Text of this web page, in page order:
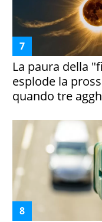
La paura della
esplode la
quando tre